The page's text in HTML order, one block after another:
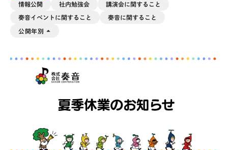
情報公開 社内勉強会 講演会に関すること
奏音イベントに関すること 奏音に関すること
公開年別 arrow_drop_up
2020